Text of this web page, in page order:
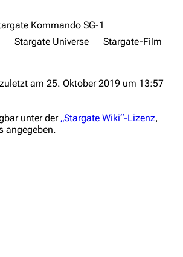
Übersicht
melden
Politiker und sonstige
Kommando SG-1
Stargate Universe
Stargate-Film
am 25. Oktober 2019 um 13:57
unter der „Stargate Wiki“-Lizenz,
angegeben.